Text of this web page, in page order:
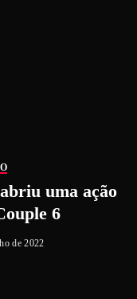
uma ação
6
de 2022